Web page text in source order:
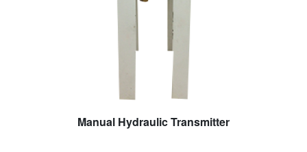
Manual Hydraulic Transmitter